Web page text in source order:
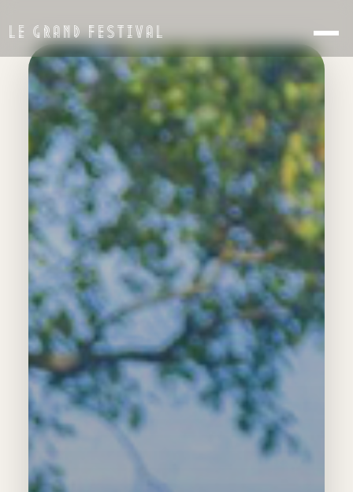
LE GRAND FESTIVAL